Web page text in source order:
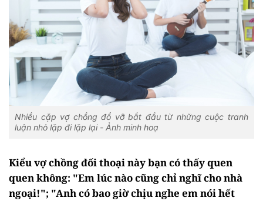
Nhiều cặp vợ chồng đổ vỡ bắt đầu từ những cuộc tranh
luận nhỏ lặp đi lặp lại - Ảnh minh hoạ
Kiểu vợ chồng đối thoại này bạn có thấy quen
quen không: "Em lúc nào cũng chỉ nghĩ cho nhà
ngoại!"; "Anh có bao giờ chịu nghe em nói hết